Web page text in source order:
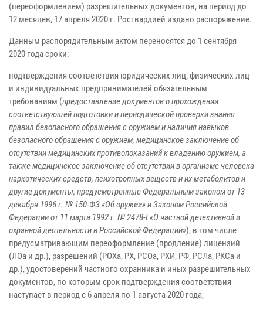
(переоформлением) разрешительных документов, на период до
12 месяцев, 17 апреля 2020 г. Росгвардией издано распоряжение.
Данным распорядительным актом переносятся до 1 сентября
2020 года сроки:
подтверждения соответствия юридических лиц, физических лиц
и индивидуальных предпринимателей обязательным
требованиям (предоставление документов о прохождении
соответствующей подготовки и периодической проверки знания
правил безопасного обращения с оружием и наличия навыков
безопасного обращения с оружием, медицинское заключение об
отсутствии медицинских противопоказаний к владению оружием, а
также медицинское заключение об отсутствии в организме человека
наркотических средств, психотропных веществ и их метаболитов и
другие документы, предусмотренные Федеральным законом от 13
декабря 1996 г. № 150-ФЗ «Об оружии» и Законом Российской
Федерации от 11 марта 1992 г. № 2478-I «О частной детективной и
охранной деятельности в Российской Федерации»), в том числе
предусматривающим переоформление (продление) лицензий
(ЛОа и др.), разрешений (РОХа, РХ, РСОа, РХИ, РФ, РСЛа, РКСа и
др.), удостоверений частного охранника и иных разрешительных
документов, по которым срок подтверждения соответствия
наступает в период с 6 апреля по 1 августа 2020 года;